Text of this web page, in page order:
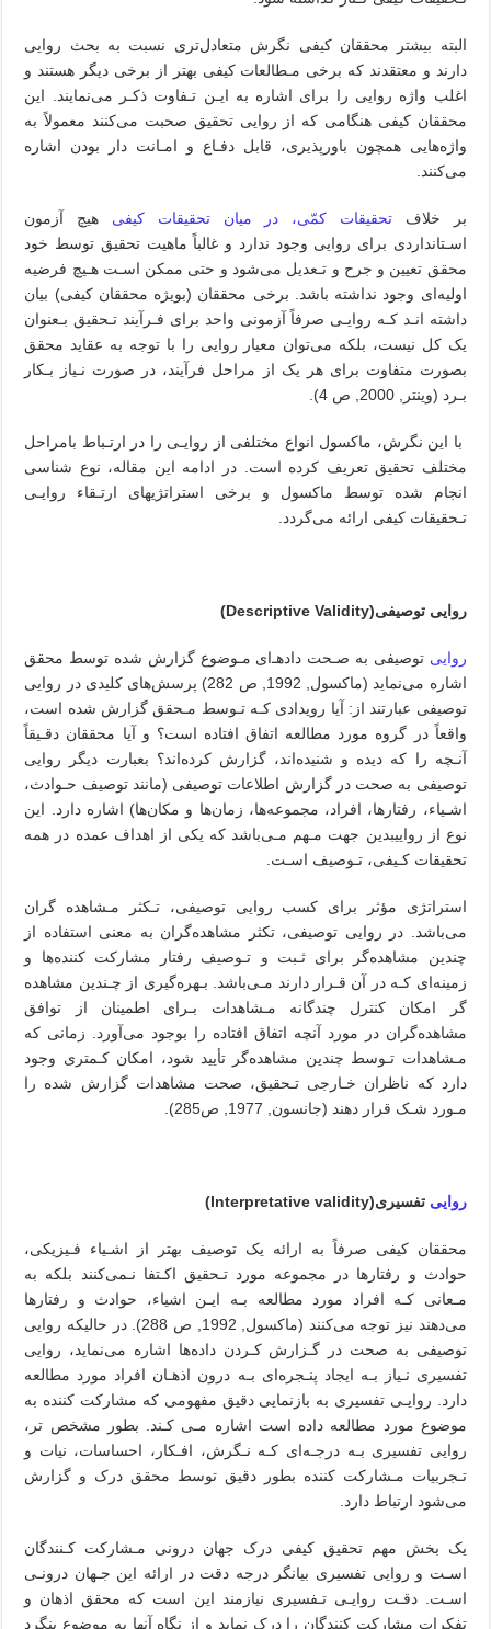
البته بیشتر محققان کیفی نگرش متعادل‌تری نسبت به بحث روایی
دارند و معتقدند که برخی مـطالعات کیفی بهتر از برخی دیگر هستند‌ و
اغلب‌ واژه روایی را برای اشاره به ایـن تـفاوت ذکـر می‌نمایند. این
محققان کیفی هنگامی که از روایی تحقیق صحبت می‌کنند معمولاً به
واژه‌هایی همچون باورپذیری، قابل دفـاع و امـانت دار بودن‌ اشاره‌
می‌کنند
بر خلاف تحقیقات کمّی، در میان تحقیقات‌ کیفی‌ هیچ آزمون
اسـتانداردی برای روایی وجود ندارد و غالباً ماهیت تحقیق توسط خود
محقق تعیین و جرح و تـعدیل می‌شود و حتی ممکن‌ اسـت‌ هـیچ‌ فرضیه
اولیه‌ای وجود نداشته باشد. برخی محققان (بویژه محققان کیفی) بیان‌
داشته‌ انـد‌ کـه روایـی صرفاً آزمونی واحد برای فـرآیند تـحقیق بـعنوان
یک کل نیست، بلکه می‌توان معیار‌ روایی‌ را‌ با توجه به عقاید محقق
بصورت متفاوت برای هر یک از مراحل‌ فرآیند‌، در صورت نـیاز بـکار
بـرد (وینتر, 2000, ص 4).
با این نگرش، ماکسول انواع مختلفی از روایـی را‌ در‌ ارتـباط بامراحل
مختلف تحقیق تعریف کرده‌ است‌. در ادامه این مقاله، نوع شناسی
انجام‌ شده‌ توسط‌ ماکسول و برخی استراتژیهای ارتـقاء روایـی
تـحقیقات کیفی‌ ارائه‌ می‌گردد.
روایی توصیفی(Descriptive‌ Validity‌
)
روایی توصیفی به صـحت دادهـ‌ای مـوضوع گزارش شده توسط محقق
اشاره می‌نماید (ماکسول, 1992, ص 282‌) پرسش‌های کلیدی در روایی
توصیفی عبارتند از: آیا رویدادی کـه تـوسط مـحقق گزارش شده است،
واقعاً در گروه مورد مطالعه اتفاق افتاده است؟ و آیا محققان دقـیقاً
آنـچه را که دیده و شنیده‌اند‌، گزارش‌ کرده‌اند؟ بعبارت دیگر روایی
توصیفی به صحت در گزارش اطلاعات توصیفی (مانند توصیف حـوادث،
اشـیاء، رفتارها، افراد، مجموعه‌ها، زمان‌ها و مکان‌ها) اشاره دارد. این
نوع از رواییبدین جهت مـهم مـی‌باشد که یکی از اهداف عمده در همه
تحقیقات کـیفی، تـوصیف اسـت
استراتژی مؤثر برای کسب روایی توصیفی، تـکثر‌ مـشاهده‌ گران
می‌باشد. در روایی توصیفی‌، تکثر‌ مشاهده‌گران به معنی استفاده از
چندین مشاهده‌گر برای ثـبت و تـوصیف رفتار مشارکت کننده‌ها و
زمینه‌ای کـه در آن قـرار دارند مـی‌باشد. بـهره‌گیری از چـندین مشاهده‌
گر‌ امکان کنترل چندگانه مـشاهدات‌ بـرای‌ اطمینان از توافق
مشاهده‌گران در مورد آنچه اتفاق افتاده را بوجود می‌آورد. زمانی که
مـشاهدات تـوسط چندین مشاهده‌گر تأیید شود، امکان کـمتری وجود
دارد که ناظران خـارجی تـحقیق، صحت مشاهدات‌ گزارش‌ شده را
مـورد شـک قرار دهند (جانسون, 1977, ص285).
روایی تفسیری(Interpretative validity
)
محققان کیفی صرفاً به ارائه یک توصیف بهتر از اشـیاء فـیزیکی،
حوادث و رفتارها در مجموعه مورد تـحقیق اکـتفا نـمی‌کنند‌ بلکه‌ به
مـعانی‌ کـه افراد مورد مطالعه بـه ایـن اشیاء، حوادث و رفتارها
می‌دهند نیز توجه می‌کنند (ماکسول, 1992, ص 288). در‌ حالیکه روایی
توصیفی به صحت در گـزارش کـردن داده‌ها اشاره می‌نماید‌، روایی‌
تفسیری‌ نـیاز بـه ایجاد پنـجره‌ای بـه درون اذهـان افراد مورد مطالعه
دارد. روایـی تفسیری به بازنمایی دقیق مفهومی ‌‌که‌ مشارکت کننده به
موضوع مورد مطالعه داده است اشاره مـی کـند. بطور مشخص‌ تر‌،
روایی‌ تفسیری بـه درجـه‌ای کـه نـگرش، افـکار، احساسات، نیات و
تـجربیات مـشارکت کننده بطور دقیق توسط محقق‌ درک و گزارش
می‌شود ارتباط دارد
یک بخش مهم تحقیق کیفی درک جهان درونی‌ مـشارکت کـنندگان
اسـت و روایی‌ تفسیری‌ بیانگر درجه دقت در ارائه این جـهان درونـی
اسـت. دقـت روایـی تـفسیری نیازمند این است که محقق اذهان و
تفکرات مشارکت کنندگان را درک نماید و از نگاه آنها به موضوع بنگرد